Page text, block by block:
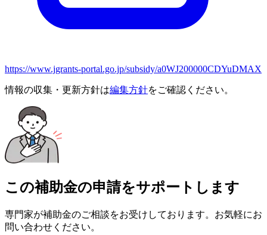
https://www.jgrants-portal.go.jp/subsidy/a0WJ200000CDYuDMAX
情報の収集・更新方針は編集方針をご確認ください。
この補助金の申請をサポートします
専門家が補助金のご相談をお受けしております。お気軽にお
問い合わせください。